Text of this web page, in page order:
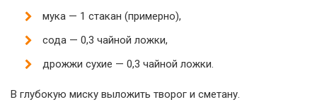
мука — 1 стакан (примерно),
сода — 0,3 чайной ложки,
дрожжи сухие — 0,3 чайной ложки.
В глубокую миску выложить творог и сметану.